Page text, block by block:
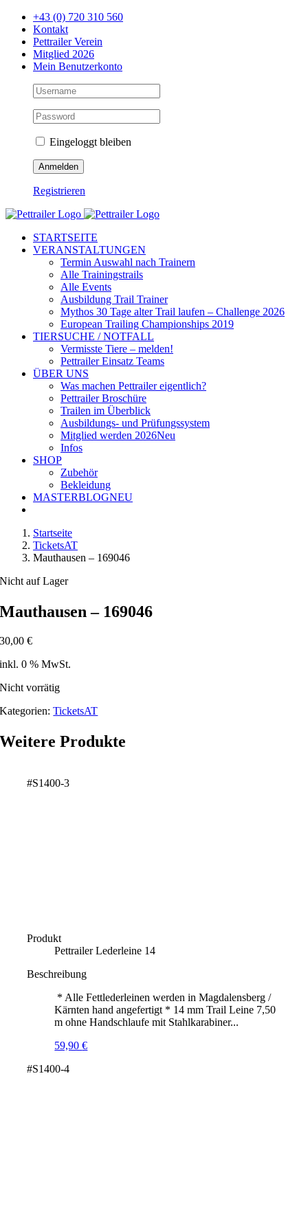
Zum
Inhalt
springen
+43 (0) 720 310 560
Kontakt
Pettrailer Verein
Mitglied 2026
Mein Benutzerkonto
Eingeloggt bleiben
Registrieren
Facebook
X
YouTube
Instagram
STARTSEITE
VERANSTALTUNGEN
Termin Auswahl nach Trainern
Alle Trainingstrails
Alle Events
Ausbildung Trail Trainer
Mythos 30 Tage alter Trail laufen – Challenge 2026
European Trailing Championships 2019
TIERSUCHE / NOTFALL
Vermisste Tiere – melden!
Pettrailer Einsatz Teams
ÜBER UNS
Was machen Pettrailer eigentlich?
Pettrailer Broschüre
Trailen im Überblick
Ausbildungs- und Prüfungssystem
Mitglied werden 2026Neu
Infos
SHOP
Zubehör
Bekleidung
MASTERBLOGNEU
Startseite
TicketsAT
Mauthausen – 169046
Nicht auf Lager
Mauthausen – 169046
30,00€
inkl. 0 % MwSt.
Nicht vorrätig
Kategorien:TicketsAT
Weitere Produkte
#S1400-3
Produkt
Pettrailer Lederleine 14
Beschreibung
* Alle Fettlederleinen werden in Magdalensberg /
Kärnten hand angefertigt * 14 mm Trail Leine 7,50
m ohne Handschlaufe mit Stahlkarabiner...
59,90€
#S1400-4